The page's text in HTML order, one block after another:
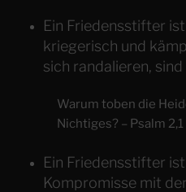
Ein Friedensstifter
kriegerisch und
sich randalieren,
Warum toben die
Nichtiges? – Psalm 2,1
Ein Friedensstifter
Kompromisse mit